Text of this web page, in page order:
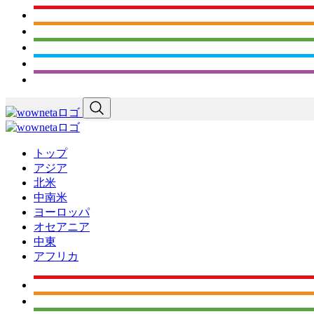
トップ
アジア
北米
中南米
ヨーロッパ
オセアニア
中東
アフリカ